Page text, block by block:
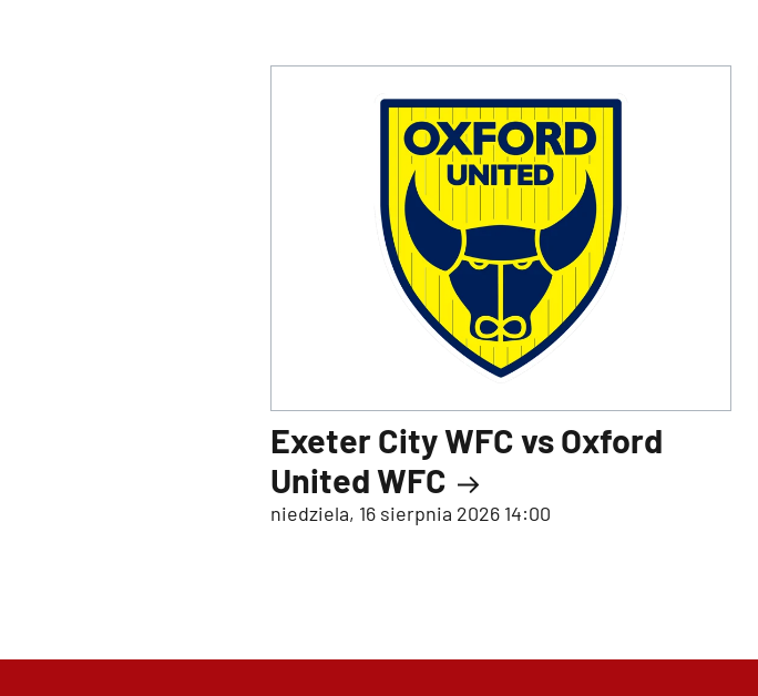
Exeter City WFC vs Oxford
United WFC
niedziela, 16 sierpnia 2026 14:00